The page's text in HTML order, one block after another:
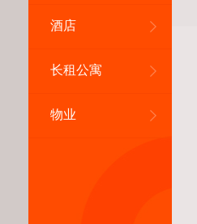
酒店
长租公寓
物业